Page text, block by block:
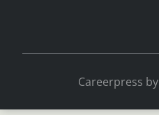
Careerpress by